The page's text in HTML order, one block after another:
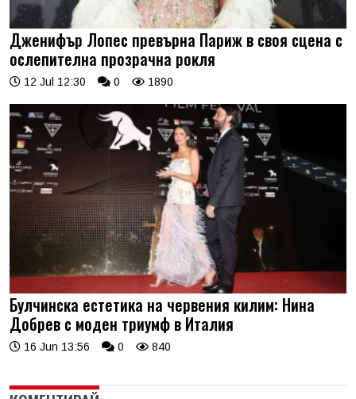
Дженифър Лопес превърна Париж в своя сцена с
ослепителна прозрачна рокля
12 Jul 12:30 0 1890
Булчинска естетика на червения килим: Нина
Добрев с моден триумф в Италия
16 Jun 13:56 0 840